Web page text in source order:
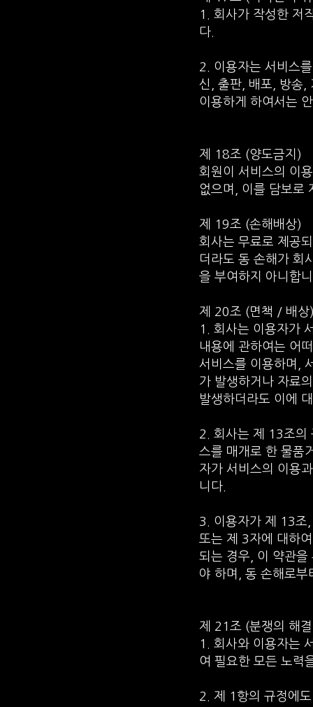
1. 회사가 작성한 저
다.
2. 이용자는 서비스
신, 출판, 배포, 방송,
이용하게 하여서는
제 18조 (양도금지)
회원이 서비스의 이
없으며, 이를 담보로
제 19조 (손해배상)
회사는 무료로 제공
더라도 동 손해가 회
을 부여하지 아니합
제 20조 (면책 / 배상
1. 회사는 이용자가
내용에 관하여는 어
서비스를 이용하며,
가 발생하거나 자료
발생하더라도 이에
2. 회사는 제 13조의
스를 매개로 한 물품
자가 서비스의 이용
니다.
3. 이용자가 제 13조
또는 제 3자에 대하
되는 경우, 이 약관을
야 하며, 동 손해로부
제 21조 (분쟁의 해
1. 회사와 이용자는
여 필요한 모든 노력
2. 제 1항의 규정에